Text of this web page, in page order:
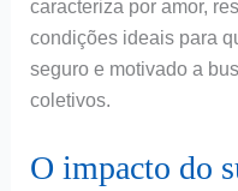
caracteriza por amor,
condições ideais para
seguro e motivado a
coletivos.
O impacto do